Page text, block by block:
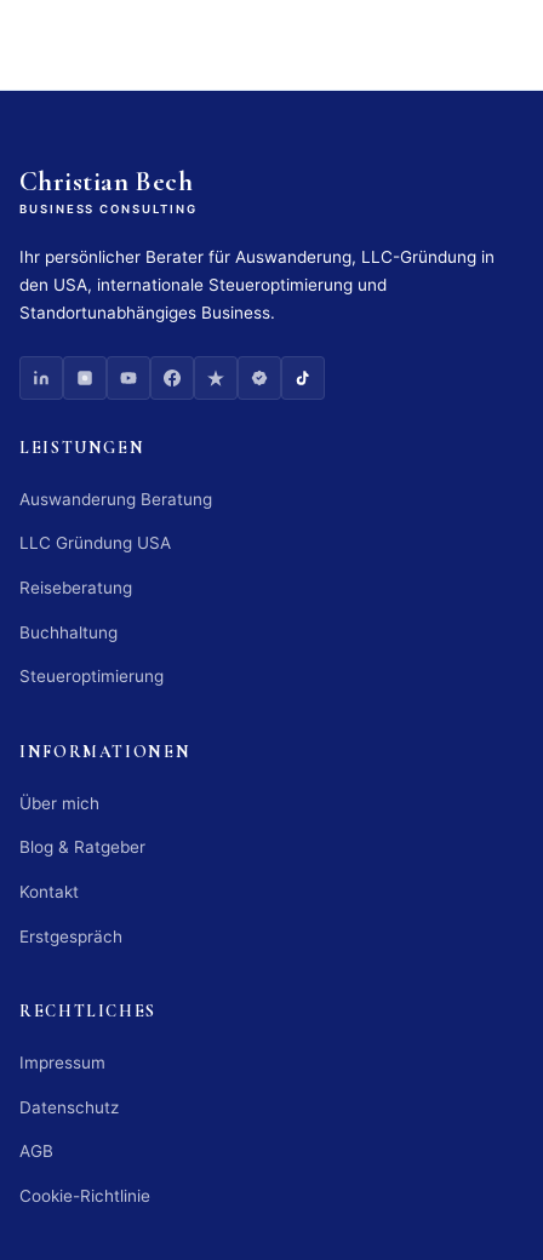
Christian Bech
BUSINESS CONSULTING
Ihr persönlicher Berater für Auswanderung, LLC-Gründung in
den USA, internationale Steueroptimierung und
Standortunabhängiges Business.
LEISTUNGEN
Auswanderung Beratung
LLC Gründung USA
Reiseberatung
Buchhaltung
Steueroptimierung
INFORMATIONEN
Über mich
Blog & Ratgeber
Kontakt
Erstgespräch
RECHTLICHES
Impressum
Datenschutz
AGB
Cookie-Richtlinie